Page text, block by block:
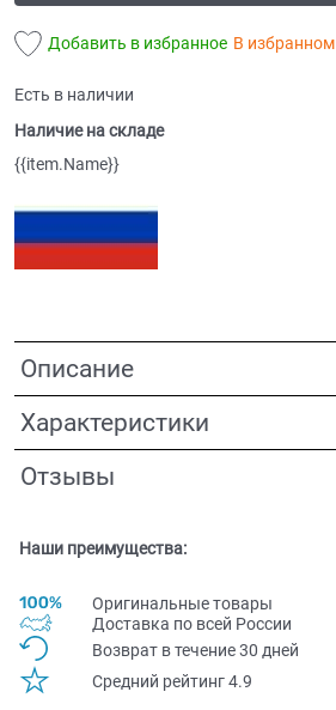
Добавить в избранное В избранном
Есть в наличии
Наличие на складе
{{item.Name}}
Описание
Характеристики
Отзывы
Наши преимущества:
Оригинальные товары
Доставка по всей Pоссии
Возврат в течение 30 дней
Средний рейтинг 4.9